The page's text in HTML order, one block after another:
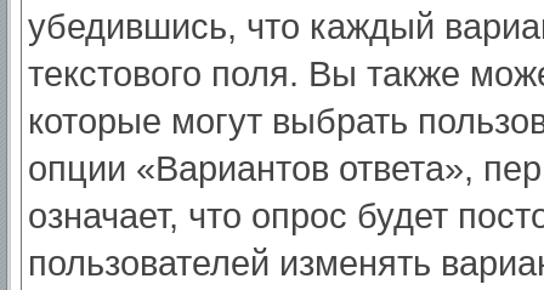
убедившись, что каждый
текстового поля. Вы также
которые могут выбрать
опции «Вариантов ответа»,
означает, что опрос будет
пользователей изменять